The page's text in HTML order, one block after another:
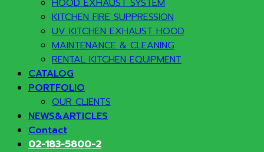
HOOD EXHAUST SYSTEM
KITCHEN FIRE SUPPRESSION
UV KITCHEN EXHAUST HOOD
MAINTENANCE & CLEANING
RENTAL KITCHEN EQUIPMENT
CATALOG
PORTFOLIO
OUR CLIENTS
NEWS&ARTICLES
Contact
02-183-5800-2